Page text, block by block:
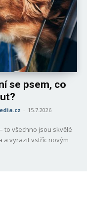
se psem, co
- 15.7.2026
to všechno jsou skvělé
a vyrazit vstříc novým